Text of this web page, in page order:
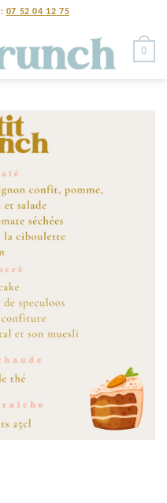
: 07 52 04 12 75
0